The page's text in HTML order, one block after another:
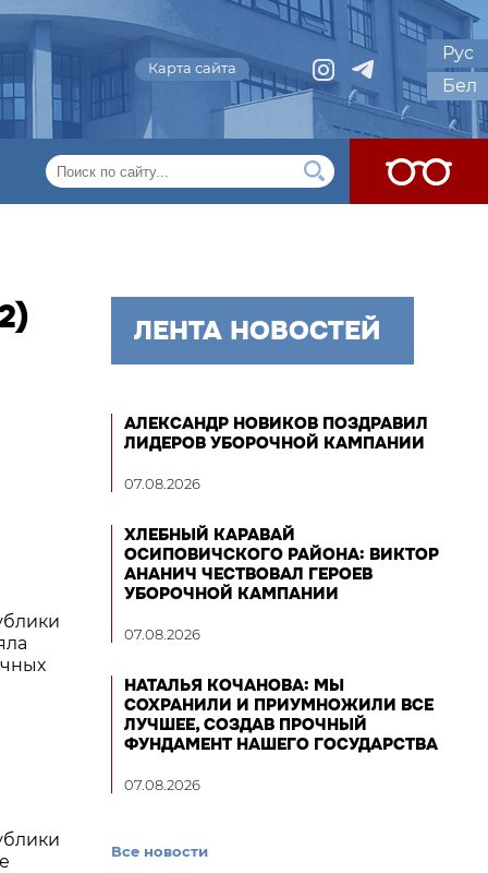
Карта сайта
Рус
Бел
ЛЕНТА НОВОСТЕЙ
АЛЕКСАНДР НОВИКОВ ПОЗДРАВИЛ
ЛИДЕРОВ УБОРОЧНОЙ КАМПАНИИ
07.08.2026
ХЛЕБНЫЙ КАРАВАЙ
ОСИПОВИЧСКОГО РАЙОНА: ВИКТОР
АНАНИЧ ЧЕСТВОВАЛ ГЕРОЕВ
УБОРОЧНОЙ КАМПАНИИ
07.08.2026
НАТАЛЬЯ КОЧАНОВА: МЫ
СОХРАНИЛИ И ПРИУМНОЖИЛИ ВСЕ
ЛУЧШЕЕ, СОЗДАВ ПРОЧНЫЙ
ФУНДАМЕНТ НАШЕГО ГОСУДАРСТВА
07.08.2026
Все новости